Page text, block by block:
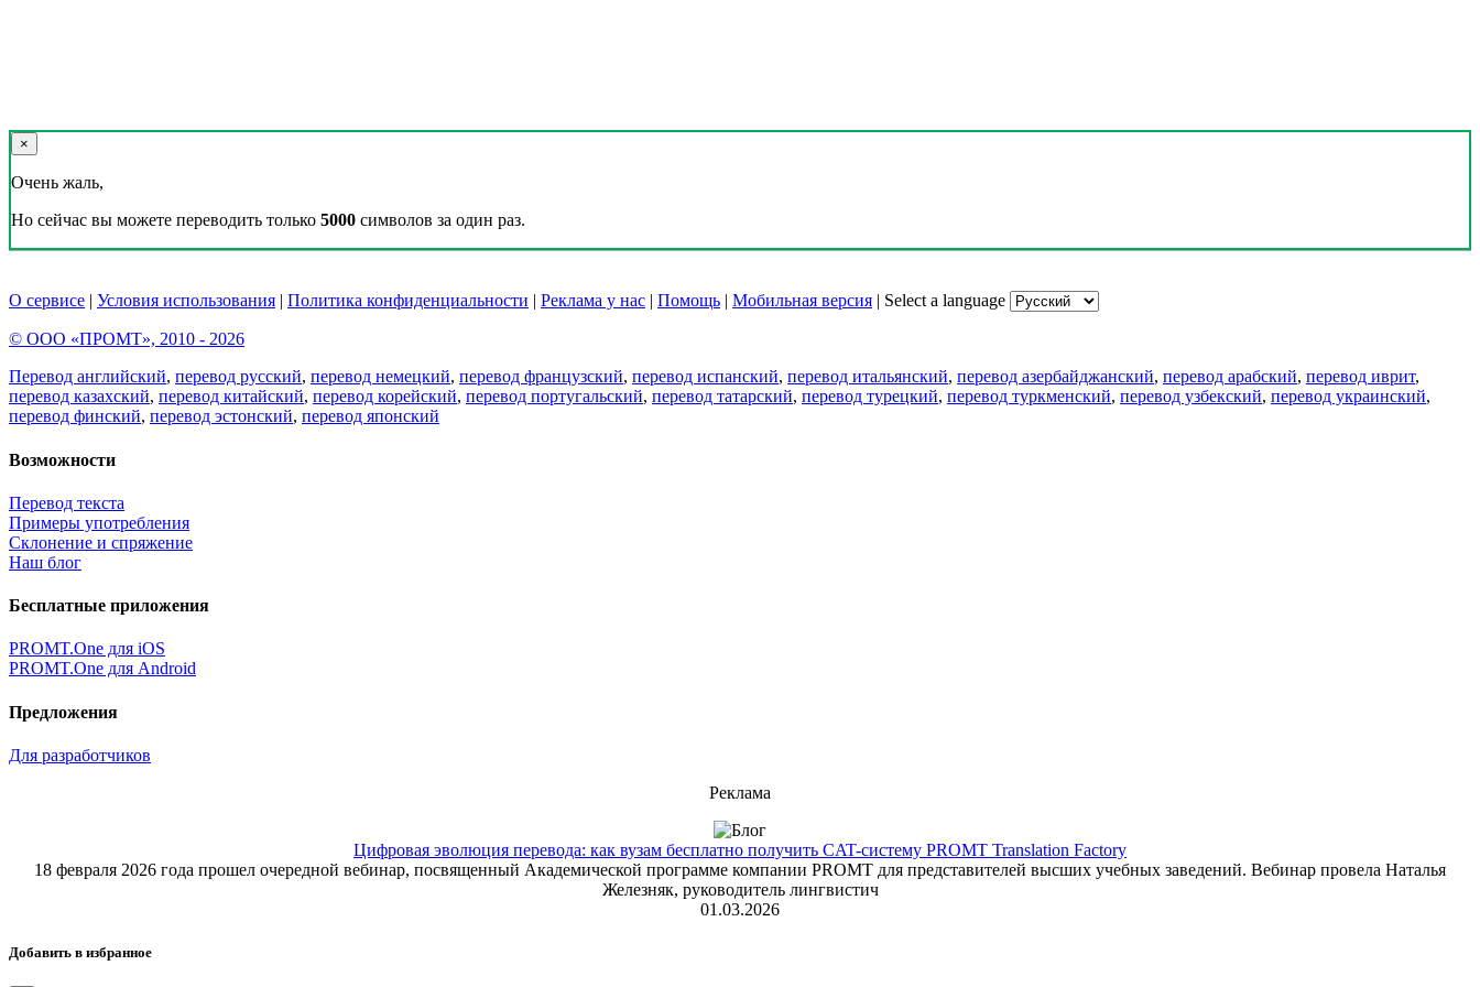
×
Очень жаль,
Но сейчас вы можете переводить только 5000 символов за один раз.
О сервисе | Условия использования | Политика конфиденциальности | Реклама у нас | Помощь | Мобильная версия | Select a language
© ООО «ПРОМТ», 2010 - 2026
Перевод английский, перевод русский, перевод немецкий, перевод французский, перевод испанский, перевод итальянский, перевод азербайджанский, перевод арабский, перевод иврит,
перевод казахский, перевод китайский, перевод корейский, перевод португальский, перевод татарский, перевод турецкий, перевод туркменский, перевод узбекский, перевод украинский,
перевод финский, перевод эстонский, перевод японский
Возможности
Перевод текста
Примеры употребления
Склонение и спряжение
Наш блог
Бесплатные приложения
PROMT.One для iOS
PROMT.One для Android
Предложения
Для разработчиков
Реклама
Цифровая эволюция перевода: как вузам бесплатно получить CAT-систему PROMT Translation Factory
18 февраля 2026 года прошел очередной вебинар, посвященный Академической программе компании PROMT для представителей высших учебных заведений. Вебинар провела Наталья
Железняк, руководитель лингвистич
01.03.2026
Добавить в избранное